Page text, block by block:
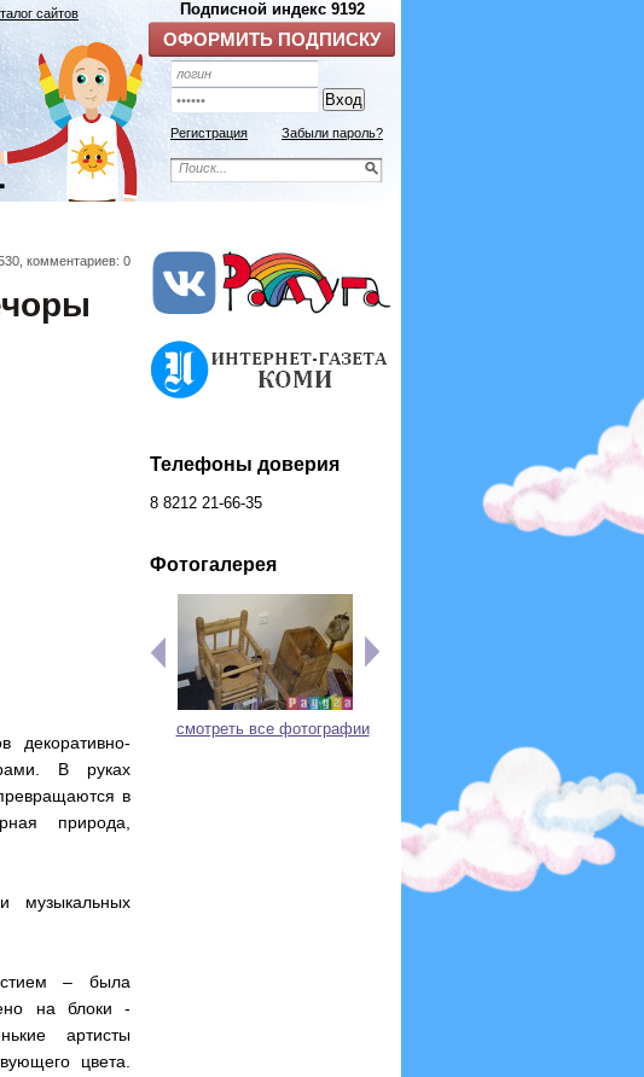
Подписной индекс 9192
ОФОРМИТЬ ПОДПИСКУ
сайтов
Регистрация Забыли пароль?
комментариев: 0
декоративно-
В руках
в
природа,
музыкальных
– была
на блоки -
артисты
цвета.
Телефоны доверия
8 8212 21-66-35
Фотогалерея
смотреть все фотографии